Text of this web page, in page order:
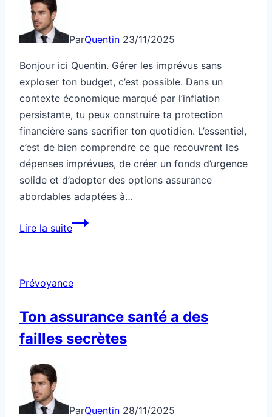
ParQuentin 23/11/2025
Bonjour ici Quentin. Gérer les imprévus sans
exploser ton budget, c’est possible. Dans un
contexte économique marqué par l’inflation
persistante, tu peux construire ta protection
financière sans sacrifier ton quotidien. L’essentiel,
c’est de bien comprendre ce que recouvrent les
dépenses imprévues, de créer un fonds d’urgence
solide et d’adopter des options assurance
abordables adaptées à…
Lire la suiteComment
imprévus
te
ruiner
Prévoyance
Ton assurance santé a des
failles secrètes
ParQuentin 28/11/2025